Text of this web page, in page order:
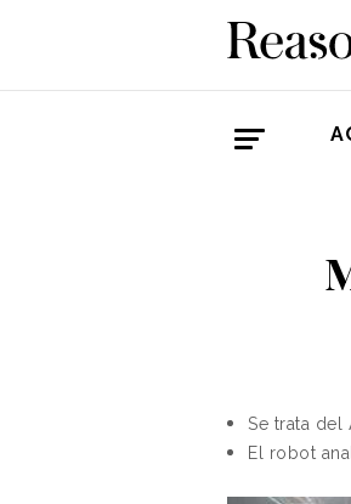
Se trata del
El robot